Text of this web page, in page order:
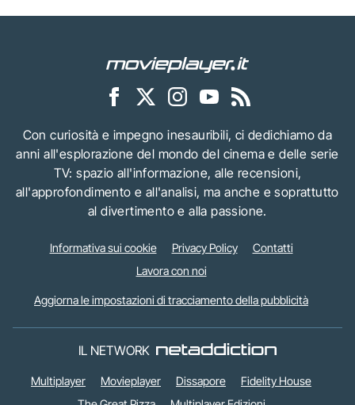
Con curiosità e impegno inesauribili, ci dedichiamo da
anni all'esplorazione del mondo del cinema e delle serie
TV: spazio all'informazione, alle recensioni,
all'approfondimento e all'analisi, ma anche e soprattutto
al divertimento e alla passione.
Informativa sui cookie Privacy Policy
Contatti
Lavora con noi
Aggiorna le impostazioni di tracciamento della pubblicità
IL NETWORK
Multiplayer Movieplayer Dissapore
Fidelity House